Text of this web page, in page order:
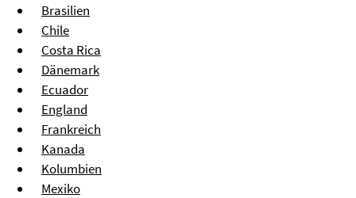
Brasilien
Chile
Costa Rica
Dänemark
Ecuador
England
Frankreich
Kanada
Kolumbien
Mexiko